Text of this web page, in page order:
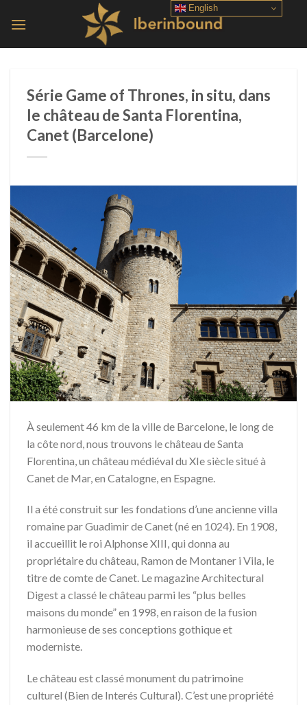
Série Game of Thrones, in situ, dans
le château de Santa Florentina,
Canet (Barcelone)
À seulement 46 km de la ville de Barcelone, le long de
la côte nord, nous trouvons le château de Santa
Florentina, un château médiéval du XIe siècle situé à
Canet de Mar, en Catalogne, en Espagne.
Il a été construit sur les fondations d’une ancienne villa
romaine par Guadimir de Canet (né en 1024). En 1908,
il accueillit le roi Alphonse XIII, qui donna au
propriétaire du château, Ramon de Montaner i Vila, le
titre de comte de Canet. Le magazine Architectural
Digest a classé le château parmi les “plus belles
maisons du monde” en 1998, en raison de la fusion
harmonieuse de ses conceptions gothique et
moderniste.
Le château est classé monument du patrimoine
culturel (Bien de Interés Cultural). C’est une propriété
English